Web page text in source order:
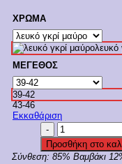
ΧΡΩΜΑ
λευκό
ΜΕΓΕΘΟΣ
39-42
43-46
Εκκαθάριση
Mewe
Ανδρικές
Μονόχρωμες
Κάλτσες
Προσθήκη στο
Σύνθεση: 85% Βαμβάκι